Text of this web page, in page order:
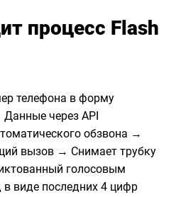
процесс Flash
телефона в форму
через API
обзвона →
вызов → Снимает трубку
голосовым
виде последних 4 цифр